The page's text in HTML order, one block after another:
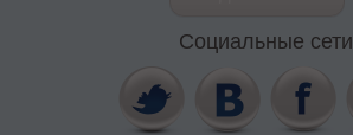
Социальные сети